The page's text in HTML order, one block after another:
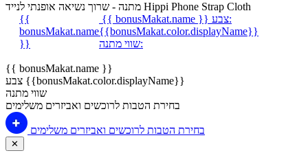
מתנה - שרוך נשיאה אופנתי לנייד Hippi Phone Strap Cloth
{{
bonusMakat.name
}}
{{ bonusMakat.name }}
צבע:
{{bonusMakat.color.displayName}}
שווי מתנה:
{{ bonusMakat.name }}
צבע {{bonusMakat.color.displayName}}
שווי מתנה
בחירת הטבות לרוכשים ואביזרים משלימים
בחירת הטבות לרוכשים ואביזרים משלימים
✕